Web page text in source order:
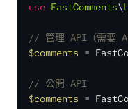
use FastComments\
// 管理 API（需要
$comments =
// 公開 API
$comments =